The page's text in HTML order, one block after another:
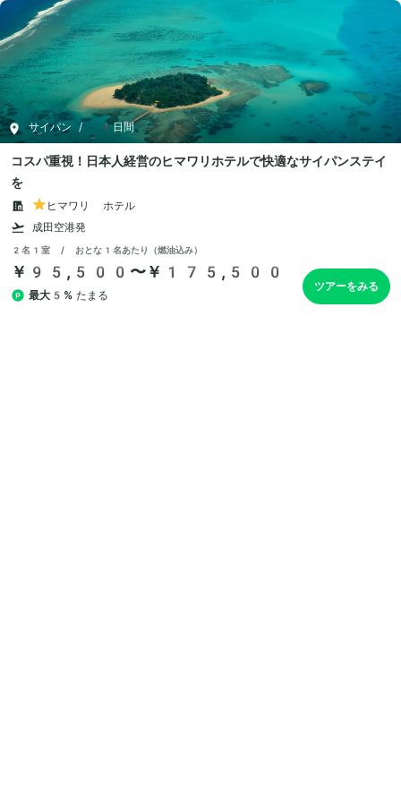
サイパン / 4日間
コスパ重視！日本人経営のヒマワリホテルで快適なサイパンステイ
を
ヒマワリ ホテル
成田空港発
2名1室 / おとな1名あたり（燃油込み）
￥95,500〜￥175,500
最大5% たまる
ツアーをみる